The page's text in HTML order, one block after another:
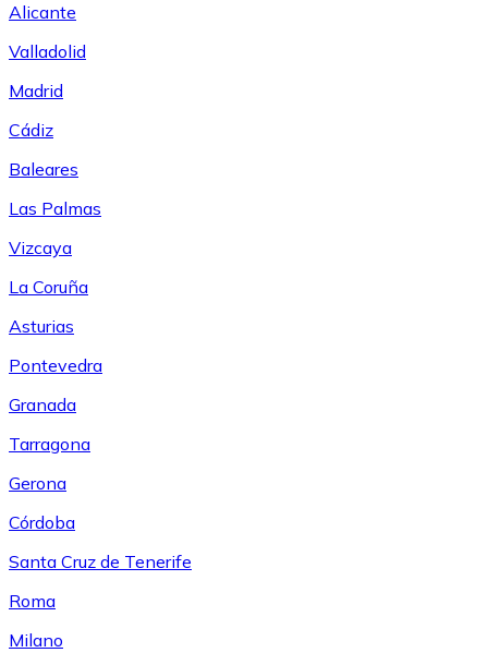
Alicante
Valladolid
Madrid
Cádiz
Baleares
Las Palmas
Vizcaya
La Coruña
Asturias
Pontevedra
Granada
Tarragona
Gerona
Córdoba
Santa Cruz de Tenerife
Roma
Milano